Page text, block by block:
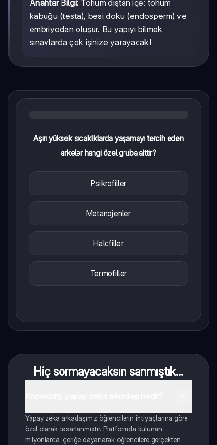
Anahtar Bilgi: Tohum dıştan içe: tohum
kabuğu (testa), besi doku (endosperm) ve
embriyodan oluşur. Bu yapıyı bilmek
sınavlarda çok işinize yarayacak!
Aşırı yüksek sıcaklıklarda yaşamayı tercih eden
arkeler hangi özel gruba aittir?
Psikrofiller
Metanojenler
Halofiller
Termofiller
Hiç sormayacaksın sanmıştık...
Yapay zeka arkadaşımız öğrencilerin ihtiyaçlarına göre
özel olarak tasarlanmıştır. Platformda bulunan
milyonlarca içeriğe dayanarak öğrencilere gerçekten